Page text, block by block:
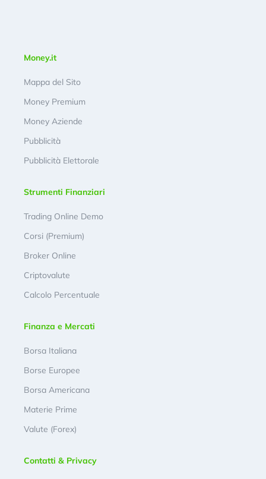
Money.it
Mappa del Sito
Money Premium
Money Aziende
Pubblicità
Pubblicità Elettorale
Strumenti Finanziari
Trading Online Demo
Corsi (Premium)
Broker Online
Criptovalute
Calcolo Percentuale
Finanza e Mercati
Borsa Italiana
Borse Europee
Borsa Americana
Materie Prime
Valute (Forex)
Contatti & Privacy